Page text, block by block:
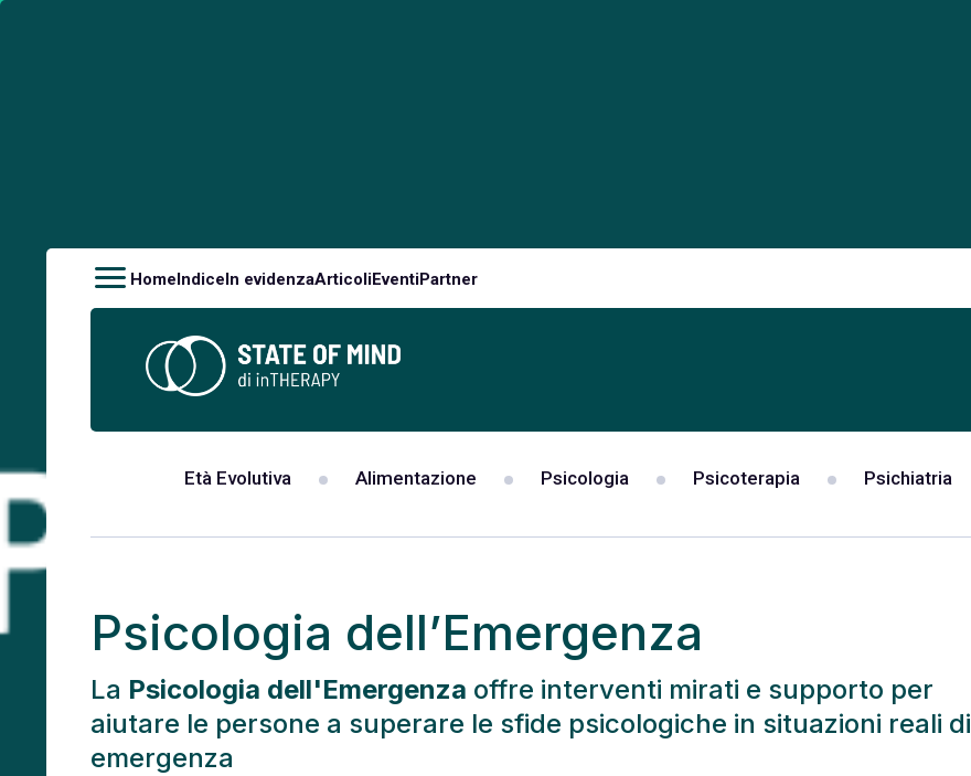
HomeIndiceIn evidenzaArticoliEventiPartner
Età Evolutiva Alimentazione Psicologia Psicoterapia Psichiatria
Psicologia dell’Emergenza
La Psicologia dell'Emergenza offre interventi mirati e supporto per
aiutare le persone a superare le sfide psicologiche in situazioni reali di
emergenza